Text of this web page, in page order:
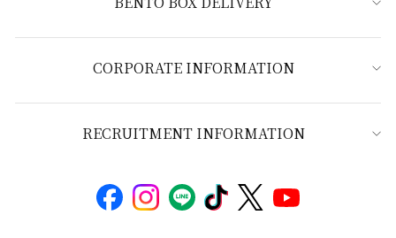
CORPORATE INFORMATION
RECRUITMENT INFORMATION